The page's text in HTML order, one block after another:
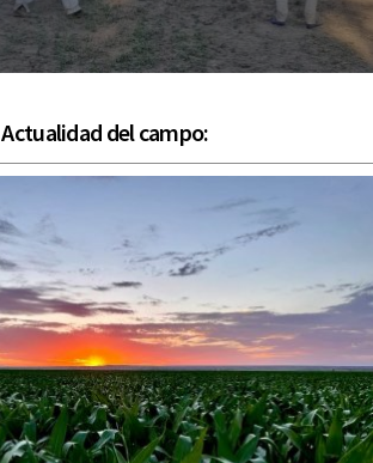
Actualidad del campo: